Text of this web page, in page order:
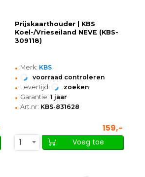
Prijskaarthouder | KBS
Koel-/Vrieseiland NEVE (KBS-
309118)
• Merk: KBS
• voorraad controleren
• Levertijd: zoeken
• Garantie: 1 jaar
• Art.nr: KBS-831628
159,-
1
Voeg toe